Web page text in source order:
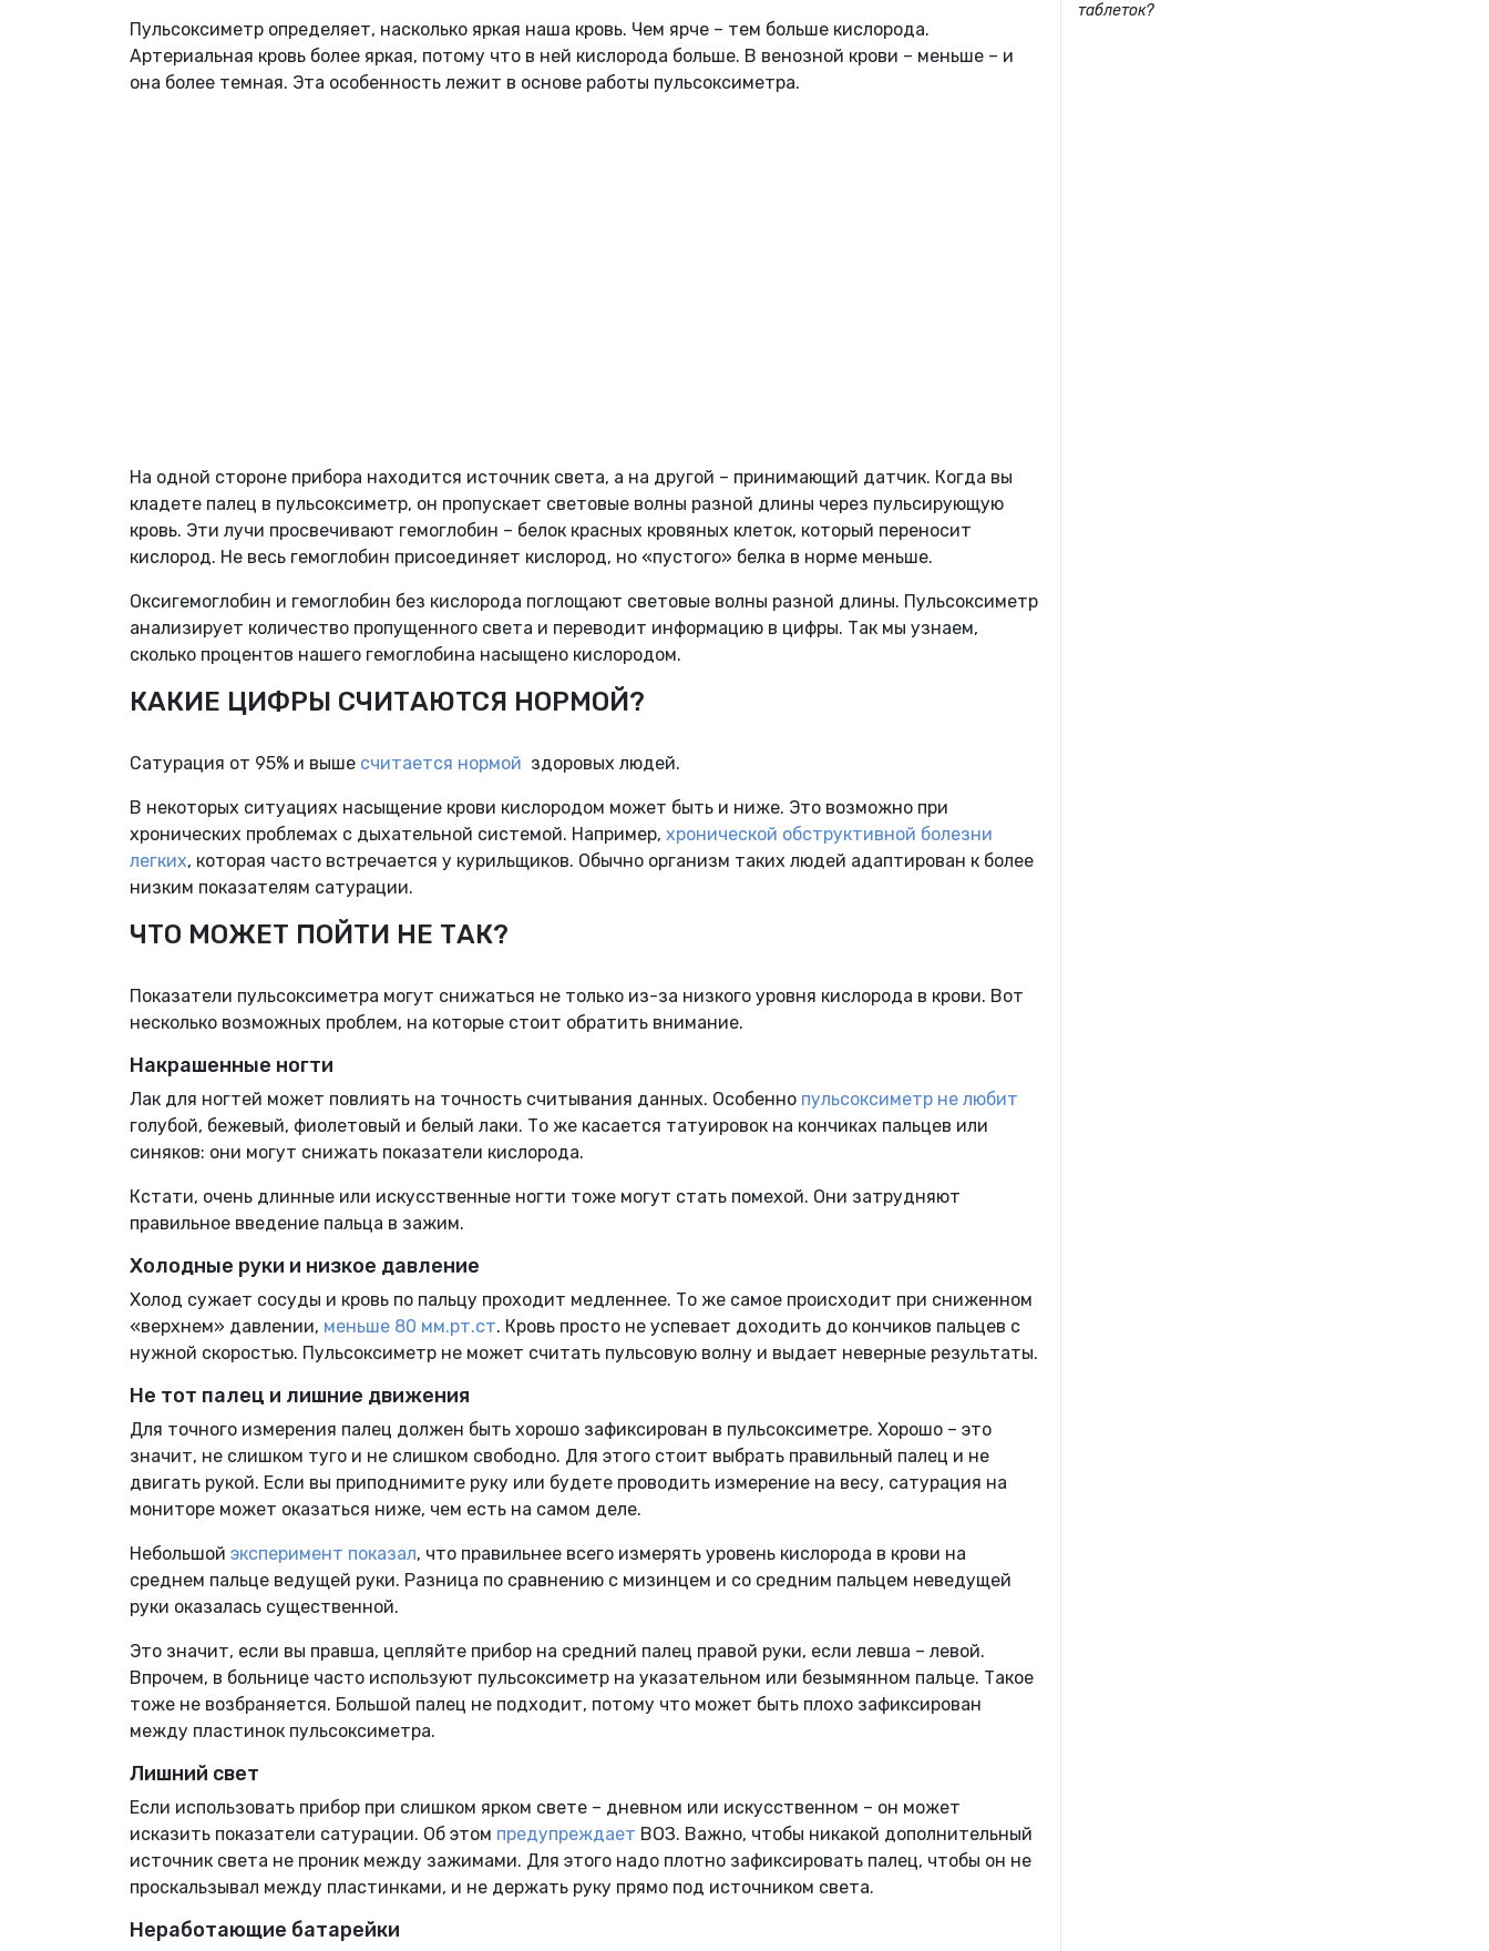
Пульсоксиметр определяет, насколько яркая наша кровь. Чем ярче – тем больше кислорода.
Артериальная кровь более яркая, потому что в ней кислорода больше. В венозной крови – меньше – и
она более темная. Эта особенность лежит в основе работы пульсоксиметра.
На одной стороне прибора находится источник света, а на другой – принимающий датчик. Когда вы
кладете палец в пульсоксиметр, он пропускает световые волны разной длины через пульсирующую
кровь. Эти лучи просвечивают гемоглобин – белок красных кровяных клеток, который переносит
кислород. Не весь гемоглобин присоединяет кислород, но «пустого» белка в норме меньше.
Оксигемоглобин и гемоглобин без кислорода поглощают световые волны разной длины. Пульсоксиметр
анализирует количество пропущенного света и переводит информацию в цифры. Так мы узнаем,
сколько процентов нашего гемоглобина насыщено кислородом.
КАКИЕ ЦИФРЫ СЧИТАЮТСЯ НОРМОЙ?
Сатурация от 95% и выше считается нормой здоровых людей.
В некоторых ситуациях насыщение крови кислородом может быть и ниже. Это возможно при
хронических проблемах с дыхательной системой. Например, хронической обструктивной болезни
легких, которая часто встречается у курильщиков. Обычно организм таких людей адаптирован к более
низким показателям сатурации.
ЧТО МОЖЕТ ПОЙТИ НЕ ТАК?
Показатели пульсоксиметра могут снижаться не только из-за низкого уровня кислорода в крови. Вот
несколько возможных проблем, на которые стоит обратить внимание.
Накрашенные ногти
Лак для ногтей может повлиять на точность считывания данных. Особенно пульсоксиметр не любит
голубой, бежевый, фиолетовый и белый лаки. То же касается татуировок на кончиках пальцев или
синяков: они могут снижать показатели кислорода.
Кстати, очень длинные или искусственные ногти тоже могут стать помехой. Они затрудняют
правильное введение пальца в зажим.
Холодные руки и низкое давление
Холод сужает сосуды и кровь по пальцу проходит медленнее. То же самое происходит при сниженном
«верхнем» давлении, меньше 80 мм.рт.ст. Кровь просто не успевает доходить до кончиков пальцев с
нужной скоростью. Пульсоксиметр не может считать пульсовую волну и выдает неверные результаты.
Не тот палец и лишние движения
Для точного измерения палец должен быть хорошо зафиксирован в пульсоксиметре. Хорошо – это
значит, не слишком туго и не слишком свободно. Для этого стоит выбрать правильный палец и не
двигать рукой. Если вы приподнимите руку или будете проводить измерение на весу, сатурация на
мониторе может оказаться ниже, чем есть на самом деле.
Небольшой эксперимент показал, что правильнее всего измерять уровень кислорода в крови на
среднем пальце ведущей руки. Разница по сравнению с мизинцем и со средним пальцем неведущей
руки оказалась существенной.
Это значит, если вы правша, цепляйте прибор на средний палец правой руки, если левша – левой.
Впрочем, в больнице часто используют пульсоксиметр на указательном или безымянном пальце. Такое
тоже не возбраняется. Большой палец не подходит, потому что может быть плохо зафиксирован
между пластинок пульсоксиметра.
Лишний свет
Если использовать прибор при слишком ярком свете – дневном или искусственном – он может
исказить показатели сатурации. Об этом предупреждает ВОЗ. Важно, чтобы никакой дополнительный
источник света не проник между зажимами. Для этого надо плотно зафиксировать палец, чтобы он не
проскальзывал между пластинками, и не держать руку прямо под источником света.
Неработающие батарейки
таблеток?